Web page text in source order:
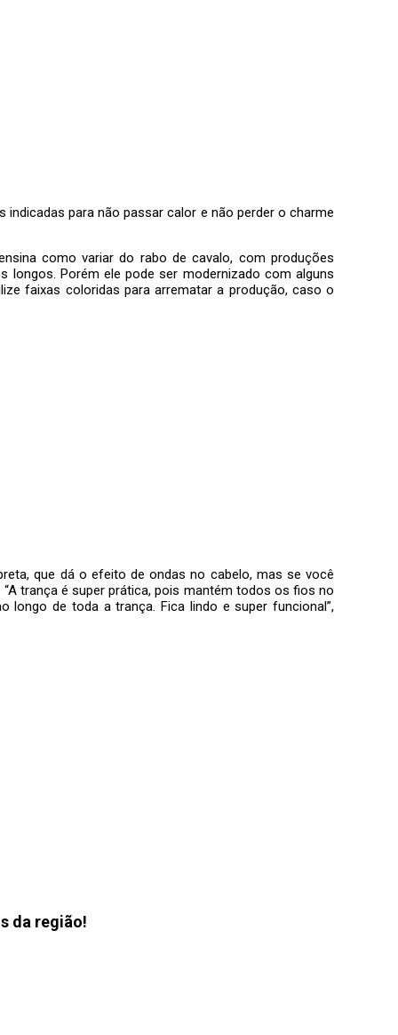
para não passar calor e não perder o charme
como variar do rabo de cavalo, com produções
longos. Porém ele pode ser modernizado com alguns
faixas coloridas para arrematar a produção, caso o
que dá o efeito de ondas no cabelo, mas se você
trança é super prática, pois mantém todos os fios no
longo de toda a trança. Fica lindo e super funcional”,
da região!